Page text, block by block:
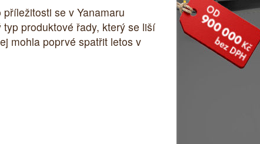
se v Yanamaru
produktové řady, který se liší
mohla poprvé spatřit letos v